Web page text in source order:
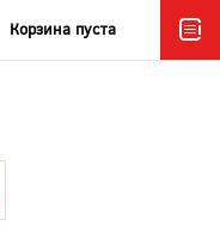
Корзина пуста